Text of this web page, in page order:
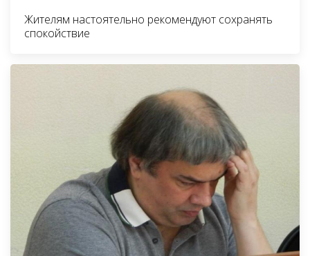
Жителям настоятельно рекомендуют сохранять
спокойствие